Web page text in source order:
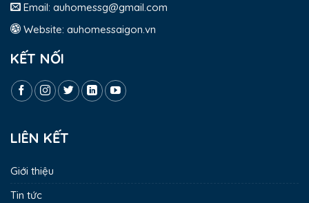
Email: auhomessg@gmail.com
Website: auhomessaigon.vn
KẾT NỐI
LIÊN KẾT
Giới thiệu
Tin tức